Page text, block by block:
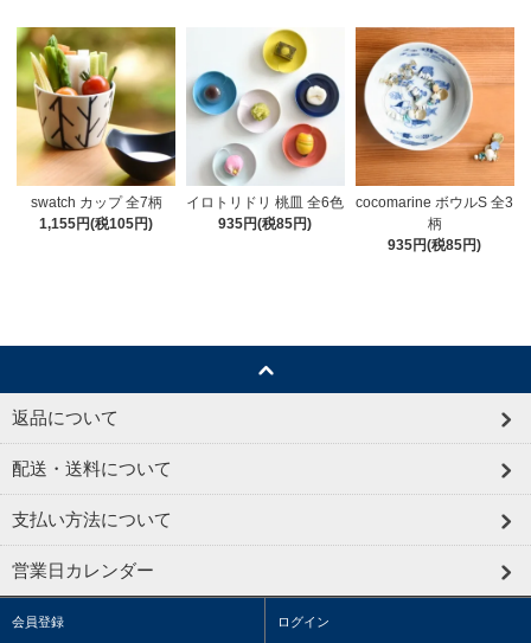
swatch カップ 全7柄
1,155円(税105円)
イロトリドリ 桃皿 全6色
935円(税85円)
cocomarine ボウルS 全3
柄
935円(税85円)
返品について
配送・送料について
支払い方法について
営業日カレンダー
会員登録 ログイン